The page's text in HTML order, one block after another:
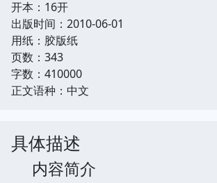
开本：16开
出版时间：2010-06-01
用纸：胶版纸
页数：343
字数：410000
正文语种：中文
具体描述
内容简介